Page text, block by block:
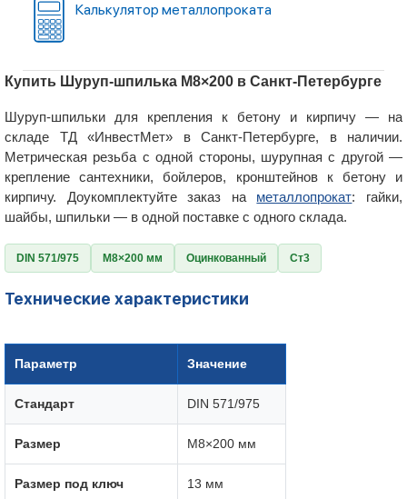
Калькулятор металлопроката
Купить Шуруп-шпилька М8×200 в Санкт-Петербурге
Шуруп-шпильки для крепления к бетону и кирпичу — на
складе ТД «ИнвестМет» в Санкт-Петербурге, в наличии.
Метрическая резьба с одной стороны, шурупная с другой —
крепление сантехники, бойлеров, кронштейнов к бетону и
кирпичу. Доукомплектуйте заказ на металлопрокат: гайки,
шайбы, шпильки — в одной поставке с одного склада.
DIN 571/975 М8×200 мм Оцинкованный Ст3
Технические характеристики
Параметр Значение
Стандарт DIN 571/975
Размер М8×200 мм
Размер под ключ 13 мм